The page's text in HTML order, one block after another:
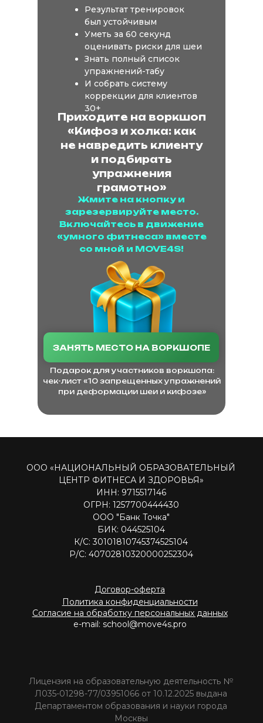
Жмите на кнопку и
зарезервируйте место.
Включайтесь в движение
«умного фитнеса» вместе
со мной и MOVE4S!
Подарок для участников воркшопа:
чек-лист «10 запрещенных упражнений
при деформации шеи и кифозе»
Приходите на воркшоп
«Кифоз и холка: как
не навредить клиенту
и подбирать
упражнения
грамотно»
Результат тренировок
был устойчивым
Уметь за 60 секунд
оценивать риски для шеи
Знать полный список
упражнений-табу
И собрать систему
коррекции для клиентов
30+
ЗАНЯТЬ МЕСТО НА ВОРКШОПЕ